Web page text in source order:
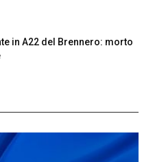
in A22 del Brennero: morto